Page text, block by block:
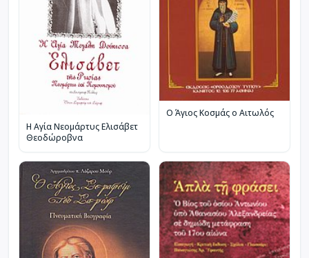
Η Αγία Νεομάρτυς Ελισάβετ
Θεοδώροβνα
Ο Άγιος Κοσμάς ο Αιτωλός